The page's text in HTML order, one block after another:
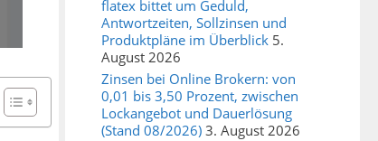
flatex bittet um Geduld,
Antwortzeiten, Sollzinsen und
Produktpläne im Überblick 5.
August 2026
Zinsen bei Online Brokern: von
0,01 bis 3,50 Prozent, zwischen
Lockangebot und Dauerlösung
(Stand 08/2026) 3. August 2026